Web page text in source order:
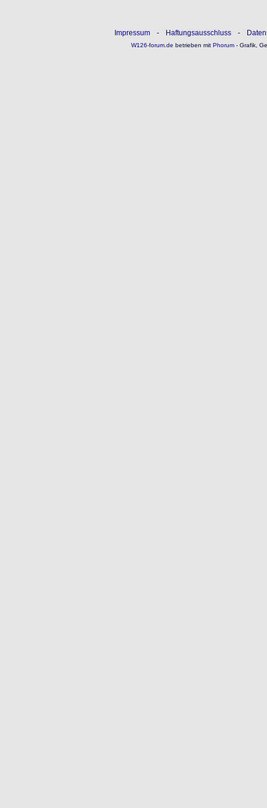
Impressum - Haftungsausschluss -
W126-forum.de betrieben mitPhorum- Grafik,